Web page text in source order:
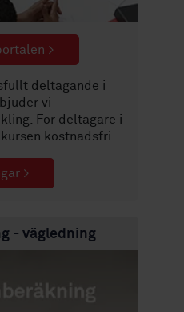
>
deltagande i
vi
För deltagare i
kostnadsfri.
>
- vägledning